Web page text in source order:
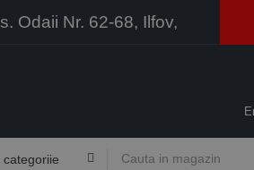
Odaii Nr. 62-68, Ilfov,